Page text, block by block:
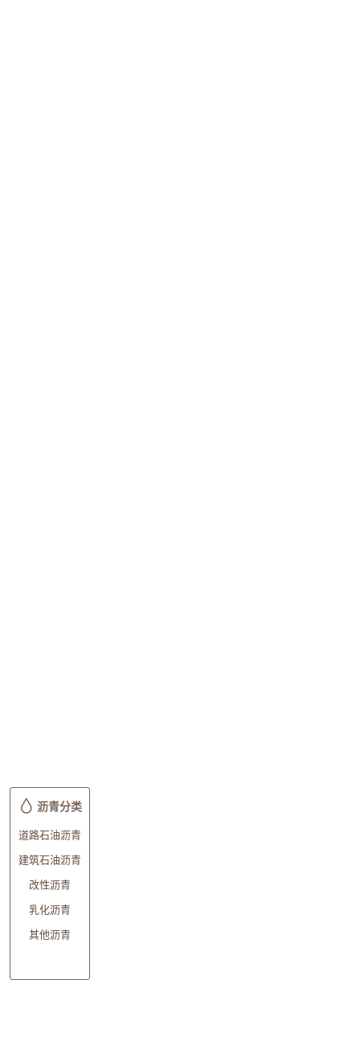
沥青分类
道路石油沥青
建筑石油沥青
改性沥青
乳化沥青
其他沥青